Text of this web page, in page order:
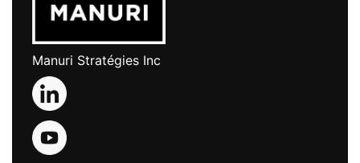
Manuri Stratégies Inc